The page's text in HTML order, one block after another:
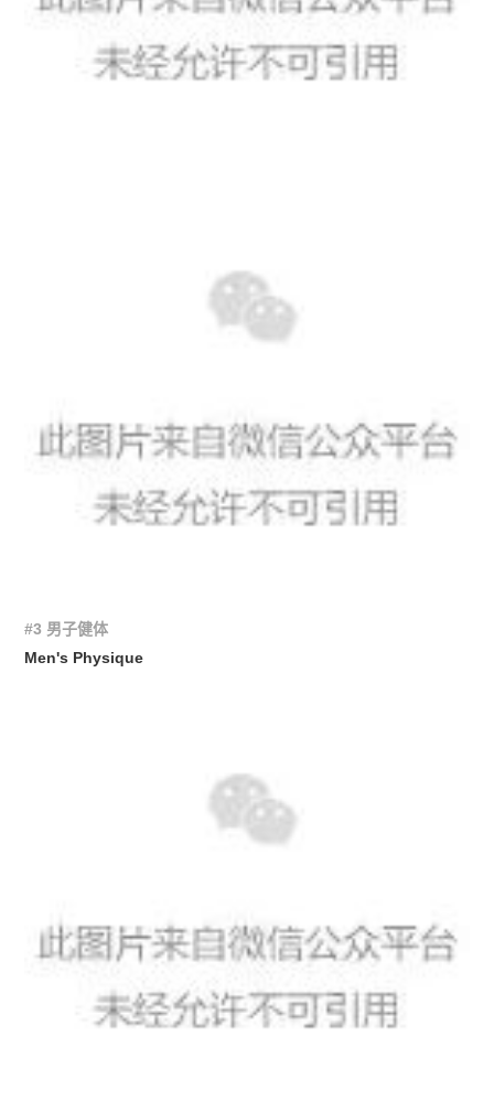
#3 男子健体
Men's Physique